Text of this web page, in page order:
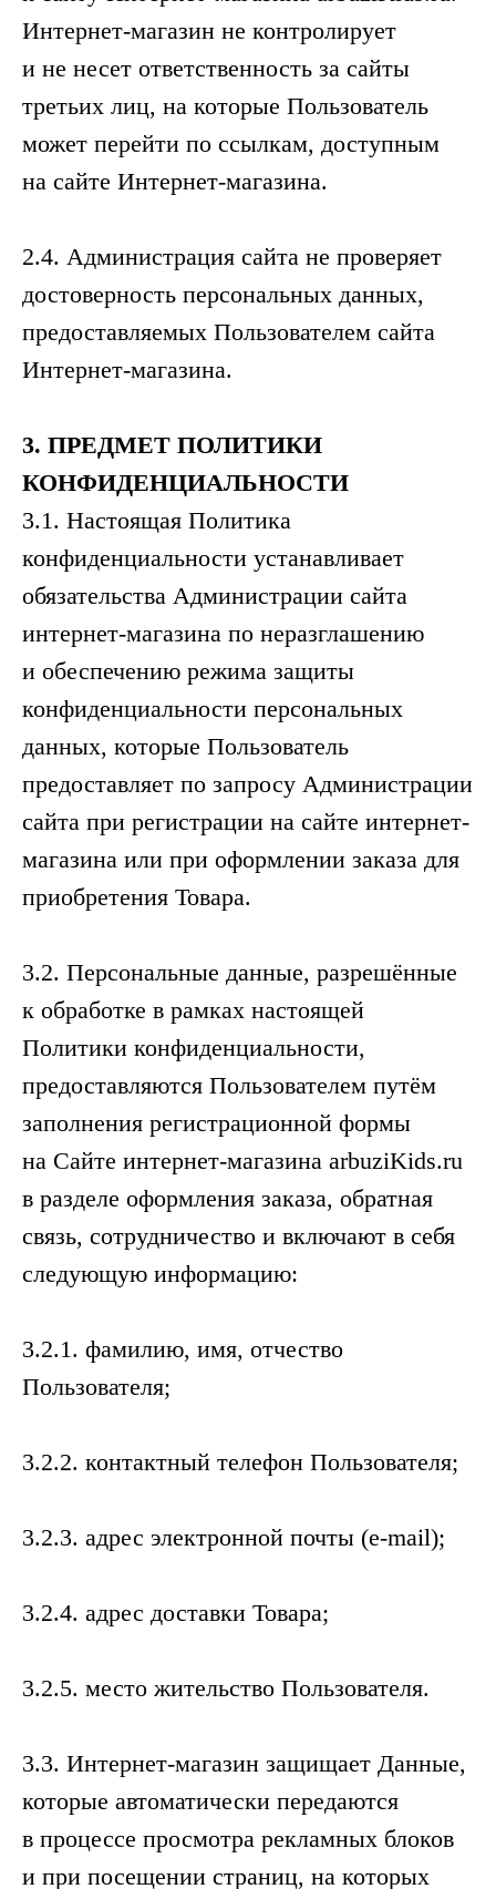
Интернет-магазин не контролирует
и не несет ответственность за сайты
третьих лиц, на которые Пользователь
может перейти по ссылкам, доступным
на сайте Интернет-магазина.
2.4. Администрация сайта не проверяет
достоверность персональных данных,
предоставляемых Пользователем сайта
Интернет-магазина.
3. ПРЕДМЕТ ПОЛИТИКИ
КОНФИДЕНЦИАЛЬНОСТИ
3.1. Настоящая Политика
конфиденциальности устанавливает
обязательства Администрации сайта
интернет-магазина по неразглашению
и обеспечению режима защиты
конфиденциальности персональных
данных, которые Пользователь
предоставляет по запросу Администрации
сайта при регистрации на сайте интернет-
магазина или при оформлении заказа для
приобретения Товара.
3.2. Персональные данные, разрешённые
к обработке в рамках настоящей
Политики конфиденциальности,
предоставляются Пользователем путём
заполнения регистрационной формы
на Сайте интернет-магазина arbuziKids.ru
в разделе оформления заказа, обратная
связь, сотрудничество и включают в себя
следующую информацию:
3.2.1. фамилию, имя, отчество
Пользователя;
3.2.2. контактный телефон Пользователя;
3.2.3. адрес электронной почты (e-mail);
3.2.4. адрес доставки Товара;
3.2.5. место жительство Пользователя.
3.3. Интернет-магазин защищает Данные,
которые автоматически передаются
в процессе просмотра рекламных блоков
и при посещении страниц, на которых